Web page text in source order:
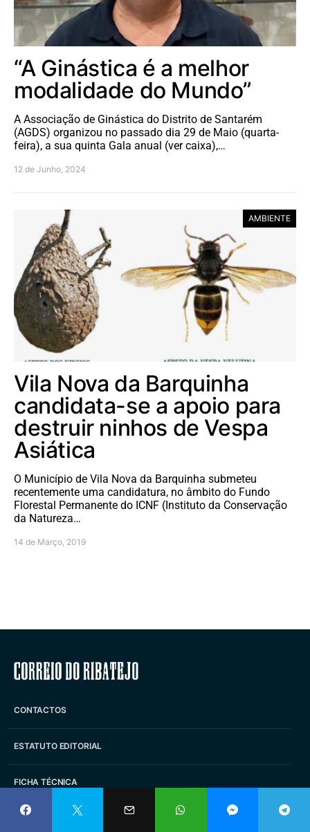
“A Ginástica é a melhor
modalidade do Mundo”
A Associação de Ginástica do Distrito de Santarém
(AGDS) organizou no passado dia 29 de Maio (quarta-
feira), a sua quinta Gala anual (ver caixa),…
12 de Junho, 2024
AMBIENTE
Vila Nova da Barquinha
candidata-se a apoio para
destruir ninhos de Vespa
Asiática
O Município de Vila Nova da Barquinha submeteu
recentemente uma candidatura, no âmbito do Fundo
Florestal Permanente do ICNF (Instituto da Conservação
da Natureza…
14 de Março, 2019
Correio do Ribatejo
CONTACTOS
ESTATUTO EDITORIAL
FICHA TÉCNICA
PUBLICIDADE